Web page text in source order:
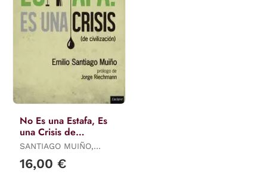
No Es una Estafa, Es
una Crisis de
Civilización
SANTIAGO MUIÑO,
16,00 €